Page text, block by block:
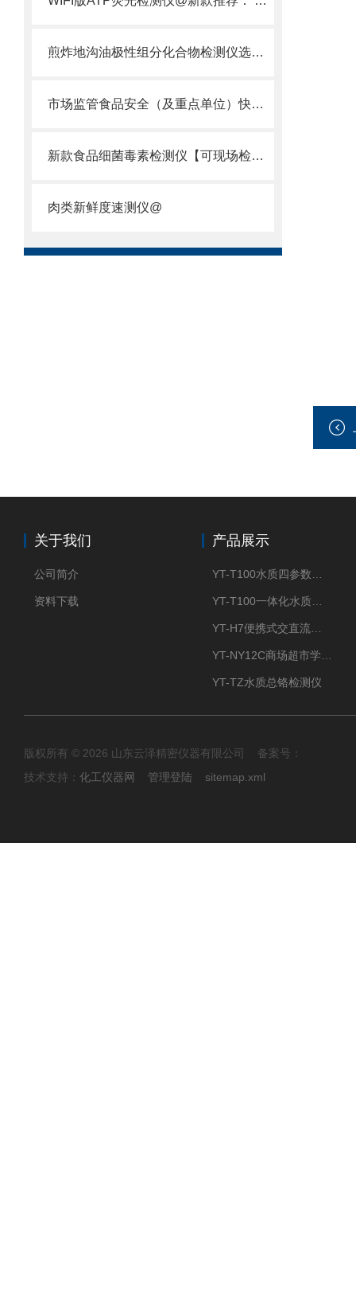
煎炸地沟油极性组分化合物检测仪选择粮油站常用推荐煎炸油性极性组分检测仪
市场监管食品安全（及重点单位）快检实验室配置方案
新款食品细菌毒素检测仪【可现场检测】_2022高科技食品细菌毒素检测仪
肉类新鲜度速测仪@
关于我们
公司简介
资料下载
产品展示
YT-TZ水质总铬检测仪
版权所有 © 2026 山东云泽精密仪器有限公司 备案号：
技术支持： 化工仪器网 管理登陆 sitemap.xml